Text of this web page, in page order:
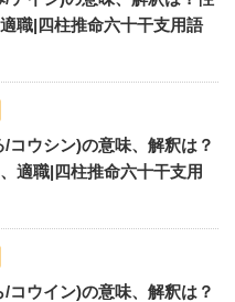
職|四柱推命六十干支用語
コウシン)の意味、解釈は？
適職|四柱推命六十干支用
コウイン)の意味、解釈は？